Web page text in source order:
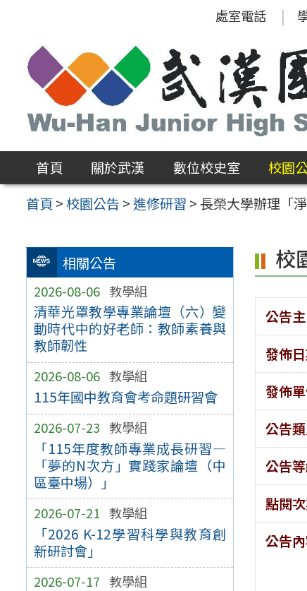
區
處室電話
首頁 關於武漢 數位校史室 校園
首頁 >校園公告 >進修研習 >長榮大學辦理「
相關公告
2026-08-06 教學組
清華光罩教學專業論壇（六）變
動時代中的好老師：教師素養與
教師韌性
2026-08-06 教學組
115年國中教育會考命題研習會
2026-07-23 教學組
「115年度教師專業成長研習—
「夢的N次方」實踐家論壇（中
區臺中場）」
2026-07-21 教學組
「2026 K-12學習科學與教育創
新研討會」
2026-07-17 教學組
校
公告
發佈
發佈
公告
公告
點閱
公告